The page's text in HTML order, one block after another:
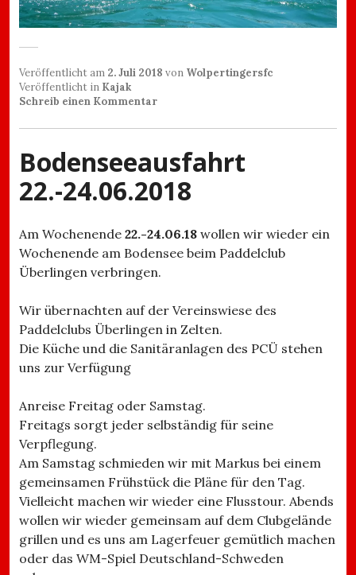
Veröffentlicht am 2. Juli 2018 von Wolpertingersfc
Veröffentlicht in Kajak
Schreib einen Kommentar
Bodenseeausfahrt
22.-24.06.2018
Am Wochenende 22.-24.06.18 wollen wir wieder ein
Wochenende am Bodensee beim Paddelclub
Überlingen verbringen.
Wir übernachten auf der Vereinswiese des
Paddelclubs Überlingen in Zelten.
Die Küche und die Sanitäranlagen des PCÜ stehen
uns zur Verfügung
Anreise Freitag oder Samstag.
Freitags sorgt jeder selbständig für seine
Verpflegung.
Am Samstag schmieden wir mit Markus bei einem
gemeinsamen Frühstück die Pläne für den Tag.
Vielleicht machen wir wieder eine Flusstour. Abends
wollen wir wieder gemeinsam auf dem Clubgelände
grillen und es uns am Lagerfeuer gemütlich machen
oder das WM-Spiel Deutschland-Schweden